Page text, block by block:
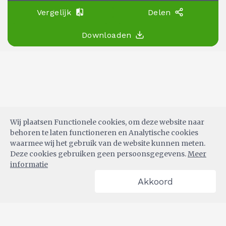
Wij plaatsen Functionele cookies, om deze website naar
behoren te laten functioneren en Analytische cookies
waarmee wij het gebruik van de website kunnen meten.
Deze cookies gebruiken geen persoonsgegevens.Meer
informatie
Akkoord
Vergelijk Delen
Downloaden